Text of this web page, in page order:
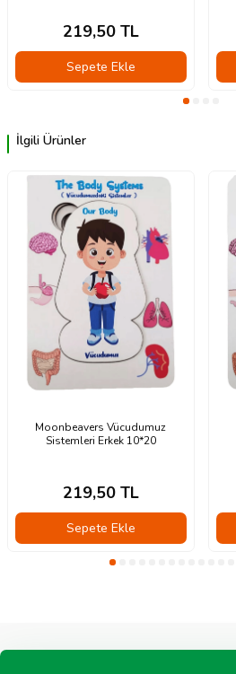
219,50TL
Sepete Ekle
İlgili Ürünler
Moonbeavers Vücudumuz
Sistemleri Erkek 10*20
219,50TL
Sepete Ekle